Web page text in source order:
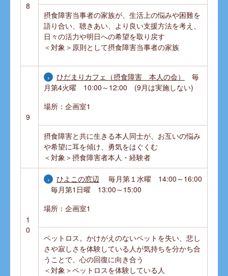
8
摂食障害当事者の家族が、生活上の悩みや困難を
語り合い、聴きあい、より良い支援方法を考え、
日々の活力や明日への希望を取り戻す
＜対象＞原則として摂食障害当事者の家族
9
ひだまりカフェ（摂食障害 本人の会）
毎
月第4火曜 10:00～12:00 (9月は実施しない)
場所：企画室1
摂食障害と共に生きる本人同士が、お互いの悩み
や希望に耳を傾け、勇気をはぐくむ
＜対象＞摂食障害者本人・経験者
1
0
ひよこの窓辺 毎月第１水曜 14:00～16:00
毎月第1日曜 13:00～15:00
場所：企画室1
ペットロス。かけがえのないペットを失い、悲し
さや寂しさを体験している人が気持ちを分かち合
うことで、心の回復に向き合う
＜対象＞ペットロスを体験している人